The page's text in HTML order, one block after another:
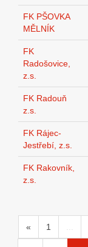
FK PŠOVKA
MĚLNÍK
FK
Radošovice,
z.s.
FK Radouň
z.s.
FK Rájec-
Jestřebí, z.s.
FK Rakovník,
z.s.
« 1 ...